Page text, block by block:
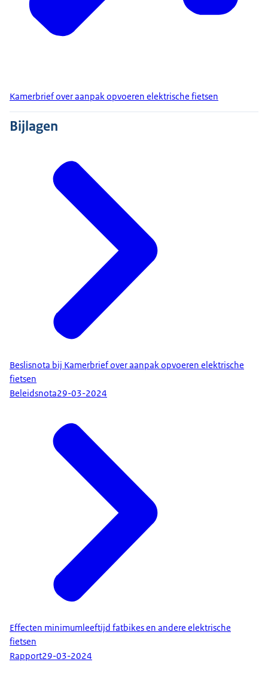
Kamerbrief over aanpak opvoeren elektrische fietsen
Bijlagen
Beslisnota bij Kamerbrief over aanpak opvoeren elektrische
fietsen
Beleidsnota29-03-2024
Effecten minimumleeftijd fatbikes en andere elektrische
fietsen
Rapport29-03-2024